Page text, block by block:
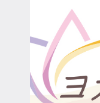
yoggy mommy
マイページ
ログイン